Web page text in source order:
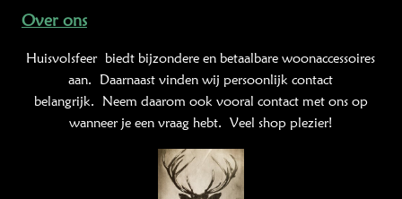
Over ons
Huisvolsfeer biedt bijzondere en betaalbare woonaccessoires
aan. Daarnaast vinden wij persoonlijk contact
belangrijk. Neem daarom ook vooral contact met ons op
wanneer je een vraag hebt. Veel shop plezier!